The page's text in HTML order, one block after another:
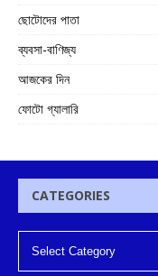
ছোটোদের পাতা
ব্যবসা-বাণিজ্য
আজকের দিন
ফোটো গ্যালারি
CATEGORIES